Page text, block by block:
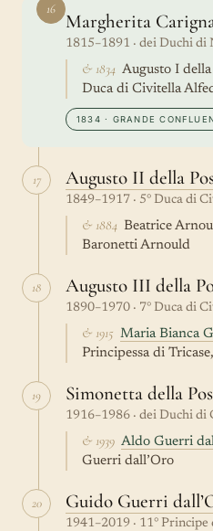
16
Margherita
1815–1891 · dei Duchi di
& 1834 Augusto I
Duca di Civitella
1834 · GRANDE
17 Augusto II della
1849–1917 · 5° Duca di
& 1884 Beatrice
Baronetti Arnould
18 Augusto III della
1890–1970 · 7° Duca di
& 1915 Maria Bianca
Principessa di
19 Simonetta della
1916–1986 · dei Duchi
& 1939 Aldo Guerri
Guerri dall’Oro
20 Guido Guerri
1941–2019 · 11°